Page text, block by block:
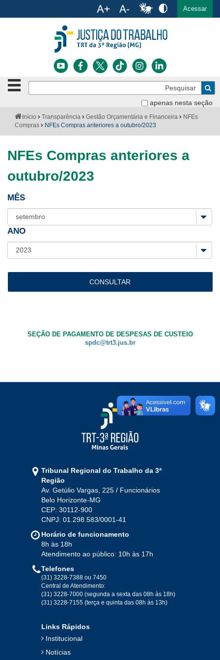
Ir para o menu Ir para a busca Ir para o rodapé
Acessar
apenas nesta seção
Botão
de
clique
ou
fechar
menu
Notícias
Serviços
Jurisprudência
Transparência
Legislação
Ouvidoria
Contato
Você
está
Início Transparência Gestão Orçamentária e Financeira
NFEs
Compras
NFEs Compras anteriores a outubro/2023
NFEs Compras anteriores a
outubro/2023
MÊS
ANO
SEÇÃO DE PAGAMENTO DE DESPESAS DE CUSTEIO
spdc@trt3.jus.br
Tribunal Regional do Trabalho da 3ª
Região
Av. Getúlio Vargas, 225 / Funcionários
Belo Horizonte-MG
CEP: 30112-900
CNPJ: 01.298.583/0001-41
Horário de funcionamento
8h às 18h
Atendimento ao público: 10h às 17h
Telefones
(31) 3228-7388 ou 7450
Central de Atendimento:
(31) 3228-7000 (segunda a sexta das 08h às 18h)
(31) 3228-7155 (terça e quinta das 08h às 13h)
Links Rápidos
Institucional
Notícias